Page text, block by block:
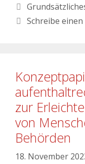
Schreibe
zur
von
Behörden
18. November